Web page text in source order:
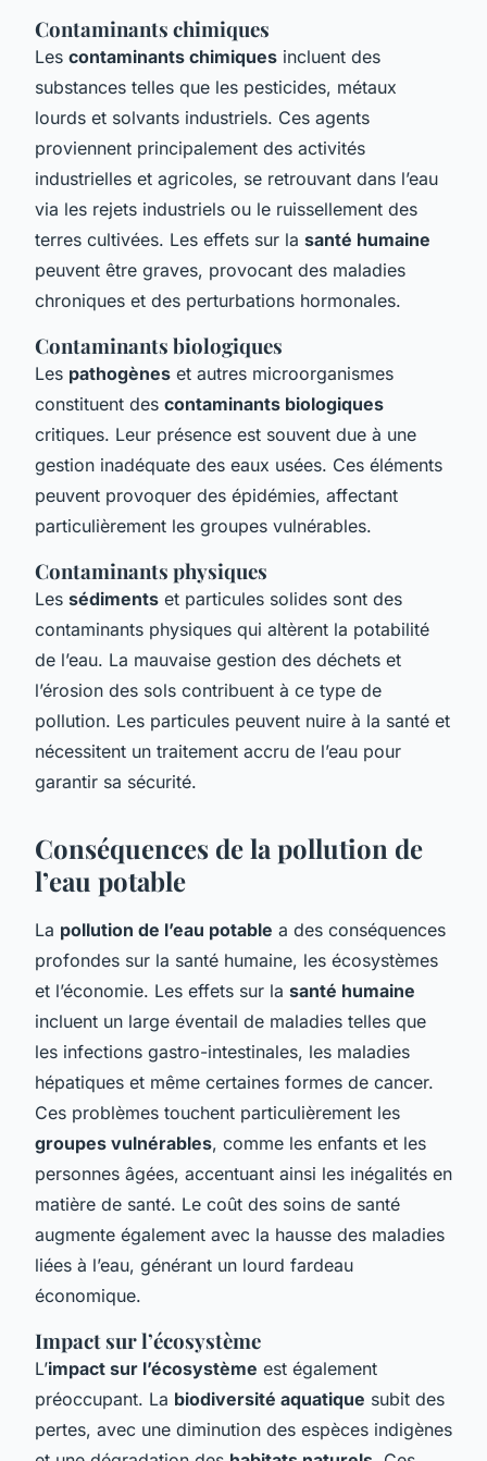
Contaminants chimiques
Les contaminants chimiques incluent des
substances telles que les pesticides, métaux
lourds et solvants industriels. Ces agents
proviennent principalement des activités
industrielles et agricoles, se retrouvant dans l’eau
via les rejets industriels ou le ruissellement des
terres cultivées. Les effets sur la santé humaine
peuvent être graves, provocant des maladies
chroniques et des perturbations hormonales.
Contaminants biologiques
Les pathogènes et autres microorganismes
constituent des contaminants biologiques
critiques. Leur présence est souvent due à une
gestion inadéquate des eaux usées. Ces éléments
peuvent provoquer des épidémies, affectant
particulièrement les groupes vulnérables.
Contaminants physiques
Les sédiments et particules solides sont des
contaminants physiques qui altèrent la potabilité
de l’eau. La mauvaise gestion des déchets et
l’érosion des sols contribuent à ce type de
pollution. Les particules peuvent nuire à la santé et
nécessitent un traitement accru de l’eau pour
garantir sa sécurité.
Conséquences de la pollution de
l’eau potable
La pollution de l’eau potable a des conséquences
profondes sur la santé humaine, les écosystèmes
et l’économie. Les effets sur la santé humaine
incluent un large éventail de maladies telles que
les infections gastro-intestinales, les maladies
hépatiques et même certaines formes de cancer.
Ces problèmes touchent particulièrement les
groupes vulnérables, comme les enfants et les
personnes âgées, accentuant ainsi les inégalités en
matière de santé. Le coût des soins de santé
augmente également avec la hausse des maladies
liées à l’eau, générant un lourd fardeau
économique.
Impact sur l’écosystème
L’impact sur l’écosystème est également
préoccupant. La biodiversité aquatique subit des
pertes, avec une diminution des espèces indigènes